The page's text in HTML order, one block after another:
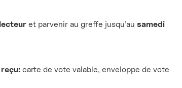
et parvenir au greffe jusqu’au samedi
carte de vote valable, enveloppe de vote